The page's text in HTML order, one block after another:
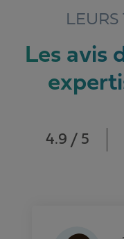
Les avis
4.9 / 5